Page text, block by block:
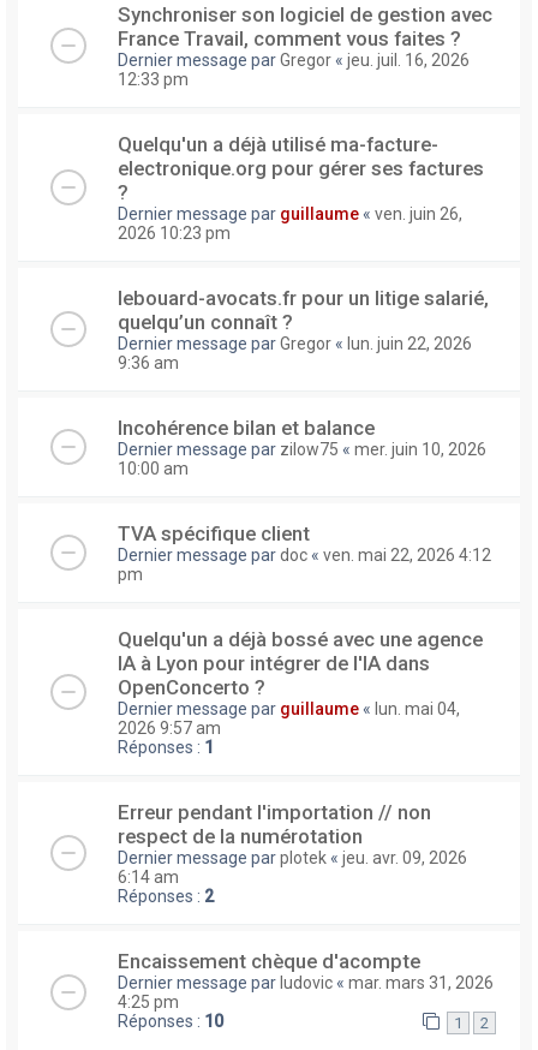
Synchroniser son logiciel de gestion avec
France Travail, comment vous faites ?
Dernier message parGregor « jeu. juil. 16, 2026
12:33 pm
Quelqu'un a déjà utilisé ma-facture-
electronique.org pour gérer ses factures
?
Dernier message par guillaume « ven. juin 26,
2026 10:23 pm
lebouard-avocats.fr pour un litige salarié,
quelqu’un connaît ?
Dernier message parGregor « lun. juin 22, 2026
9:36 am
Incohérence bilan et balance
Dernier message par zilow75 « mer. juin 10, 2026
10:00 am
TVA spécifique client
Dernier message pardoc « ven. mai 22, 2026 4:12
pm
Quelqu'un a déjà bossé avec une agence
IA à Lyon pour intégrer de l'IA dans
OpenConcerto ?
Dernier message par guillaume « lun. mai 04,
2026 9:57 am
Réponses : 1
Erreur pendant l'importation // non
respect de la numérotation
Dernier message parplotek « jeu. avr. 09, 2026
6:14 am
Réponses : 2
Encaissement chèque d'acompte
Dernier message par ludovic « mar. mars 31, 2026
4:25 pm
Réponses : 10 1 2